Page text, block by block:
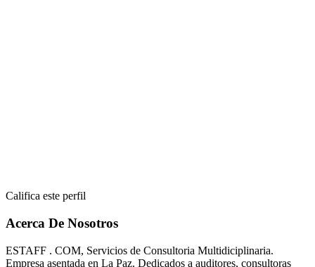
Califica este perfil
Acerca De Nosotros
ESTAFF . COM, Servicios de Consultoria Multidiciplinaria.
Empresa asentada en La Paz. Dedicados a auditores, consultoras